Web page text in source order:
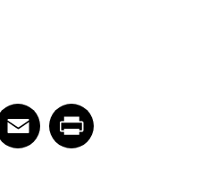
article on Email
EmailShare article on Print